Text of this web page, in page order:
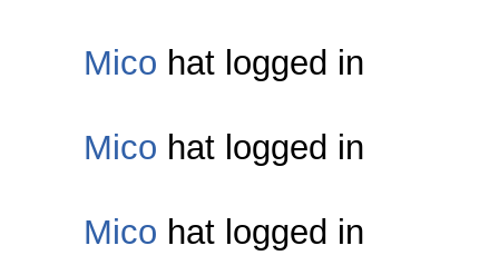
Mico hat logged in
Mico hat logged in
Mico hat logged in